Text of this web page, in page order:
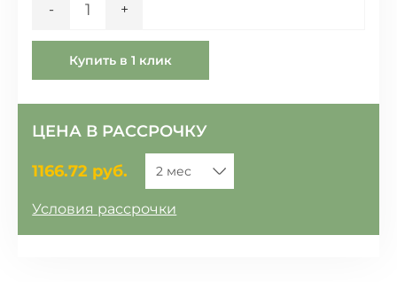
- +
Купить в 1 клик
ЦЕНА В РАССРОЧКУ
1166.72 руб.
Условия рассрочки